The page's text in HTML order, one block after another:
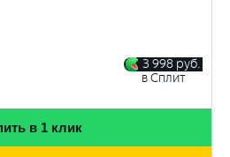
3 998 руб.
в Сплит
в 1 клик